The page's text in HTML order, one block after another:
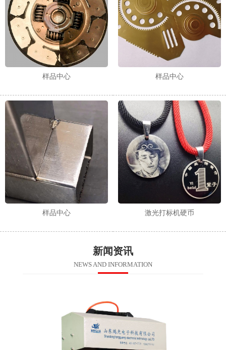
样品中心 样品中心
样品中心 激光打标机硬币
新闻资讯
NEWS AND INFORMATION